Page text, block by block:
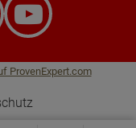
ProvenExpert.com